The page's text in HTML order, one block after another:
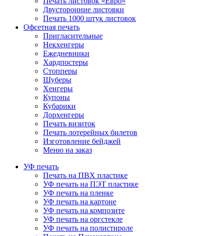
Двусторонние листовки
Печать 1000 штук листовок
Офсетная печать
Пригласительные
Некхенгеры
Ежедневники
Хардпостеры
Стопперы
Шуберы
Хенгеры
Купоны
Кубарики
Дорхенгеры
Печать визиток
Печать лотерейных билетов
Изготовление бейджей
Меню на заказ
УФ печать
Печать на ПВХ пластике
УФ печать на ПЭТ пластике
УФ печать на пленке
УФ печать на картоне
УФ печать на композите
УФ печать на оргстекле
УФ печать на полистироле